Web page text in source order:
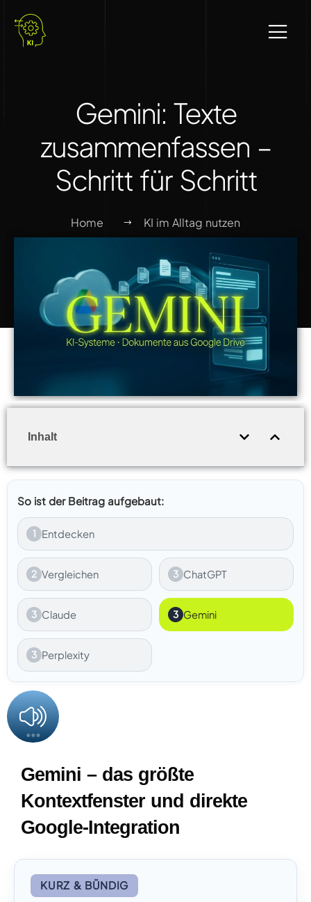
Gemini: Texte
zusammenfassen –
Schritt für Schritt
Home KI im Alltag nutzen
Inhalt
So ist der Beitrag aufgebaut:
1 Entdecken
2 Vergleichen 3 ChatGPT
3 Claude 3 Gemini
3 Perplexity
Gemini – das größte
Kontextfenster und direkte
Google-Integration
KURZ & BÜNDIG